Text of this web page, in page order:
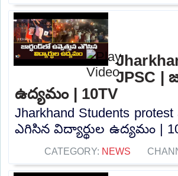
JPSC |
ఉద్యమం | 10TV
Jharkhand Students
ఎగిసిన విద్యార్థుల ఉద్యమం |
CATEGORY: NEWS